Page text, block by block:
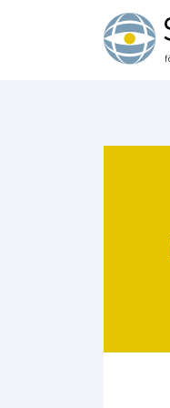
Hoppa till innehåll